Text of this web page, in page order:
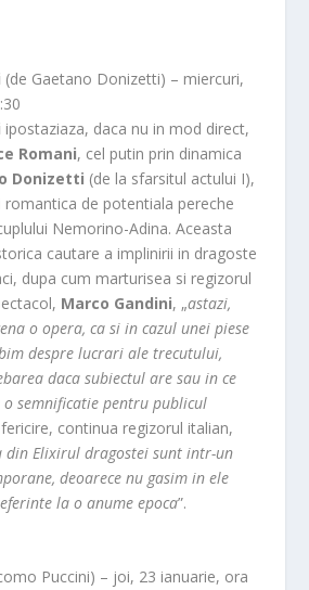
(de Gaetano Donizetti) – miercuri,
ipostaziaza, daca nu in mod direct,
Romani, cel putin prin dinamica
Donizetti (de la sfarsitul actului I),
romantica de potentiala pereche
Nemorino-Adina. Aceasta
cautare a implinirii in dragoste
dupa cum marturisea si regizorul
Marco Gandini, „astazi,
o opera, ca si in cazul unei piese
despre lucrari ale trecutului,
daca subiectul are sau in ce
o semnificatie pentru publicul
fericire, continua regizorul italian,
din Elixirul dragostei sunt intr-un
deoarece nu gasim in ele
la o anume epoca”.
Puccini) – joi, 23 ianuarie, ora